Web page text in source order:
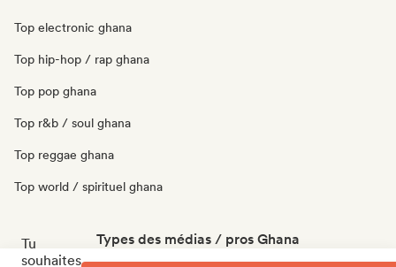
Top electronic ghana
Top hip-hop / rap ghana
Top pop ghana
Top r&b / soul ghana
Top reggae ghana
Top world / spirituel ghana
Types des médias / pros Ghana
Tu
souhaites